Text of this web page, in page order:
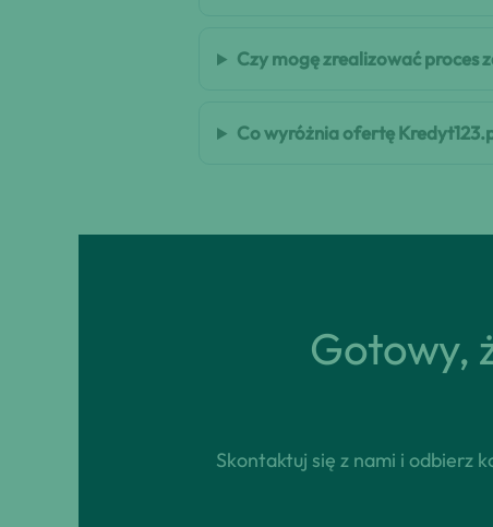
Czy mogę zrealizować proces
Co wyróżnia ofertę
Gotowy,
Skontaktuj się z nami i odbierz